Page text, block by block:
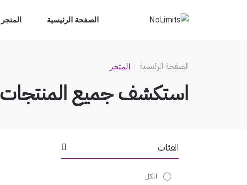
الصفحة الرئيسية المتجر
الصفحة الرئيسية المتجر
استكشف جميع المنتجات
الفئات
الكل